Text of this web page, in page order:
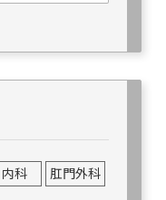
内科
肛門外科